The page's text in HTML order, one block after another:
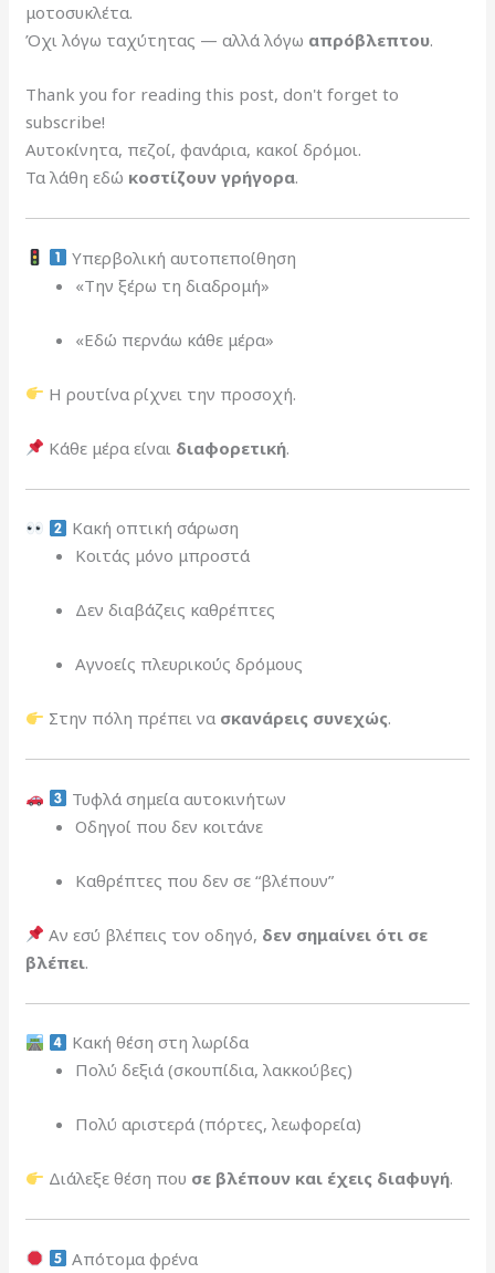
μοτοσυκλέτα.
Όχι λόγω ταχύτητας — αλλά λόγω απρόβλεπτου.
Thank you for reading this post, don't forget to
subscribe!
Αυτοκίνητα, πεζοί, φανάρια, κακοί δρόμοι.
Τα λάθη εδώ κοστίζουν γρήγορα.
Υπερβολική αυτοπεποίθηση
«Την ξέρω τη διαδρομή»
«Εδώ περνάω κάθε μέρα»
Η ρουτίνα ρίχνει την προσοχή.
Κάθε μέρα είναι διαφορετική.
Κακή οπτική σάρωση
Κοιτάς μόνο μπροστά
Δεν διαβάζεις καθρέπτες
Αγνοείς πλευρικούς δρόμους
Στην πόλη πρέπει να σκανάρεις συνεχώς.
Τυφλά σημεία αυτοκινήτων
Οδηγοί που δεν κοιτάνε
Καθρέπτες που δεν σε “βλέπουν”
Αν εσύ βλέπεις τον οδηγό, δεν σημαίνει ότι σε
βλέπει.
Κακή θέση στη λωρίδα
Πολύ δεξιά (σκουπίδια, λακκούβες)
Πολύ αριστερά (πόρτες, λεωφορεία)
Διάλεξε θέση που σε βλέπουν και έχεις διαφυγή.
Απότομα φρένα